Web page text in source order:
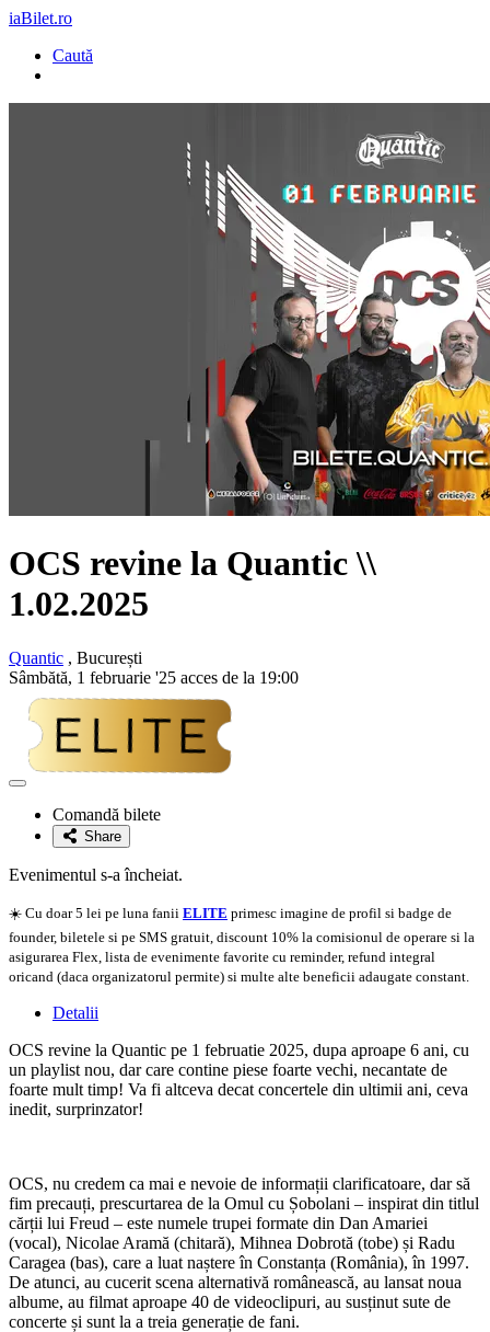
iaBilet.ro
Caută
OCS revine la Quantic \\
1.02.2025
Quantic , București
Sâmbătă, 1 februarie '25 acces de la 19:00
Adaugă
favoriteComandă bilete
Share
Evenimentul s-a încheiat.
☀️ Cu doar 5 lei pe luna fanii ELITE primesc imagine de profil si badge de
founder, biletele si pe SMS gratuit, discount 10% la comisionul de operare si la
asigurarea Flex, lista de evenimente favorite cu reminder, refund integral
oricand (daca organizatorul permite) si multe alte beneficii adaugate constant.
Detalii
OCS revine la Quantic pe 1 februatie 2025, dupa aproape 6 ani, cu
un playlist nou, dar care contine piese foarte vechi, necantate de
foarte mult timp! Va fi altceva decat concertele din ultimii ani, ceva
inedit, surprinzator!
OCS, nu credem ca mai e nevoie de informații clarificatoare, dar să
fim precauți, prescurtarea de la Omul cu Șobolani – inspirat din titlul
cărții lui Freud – este numele trupei formate din Dan Amariei
(vocal), Nicolae Aramă (chitară), Mihnea Dobrotă (tobe) și Radu
Caragea (bas), care a luat naștere în Constanța (România), în 1997.
De atunci, au cucerit scena alternativă românească, au lansat noua
albume, au filmat aproape 40 de videoclipuri, au susținut sute de
concerte și sunt la a treia generație de fani.